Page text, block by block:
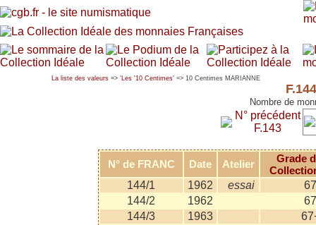
La liste des valeurs => 'Les '10 Centimes' => 10 Centimes MARIANNE
Nombre de
N° précédent
F.143
N° de FRANC Date Atelier
Grade
144/1
1962 essai
67
144/2
1962
67
144/3
1963